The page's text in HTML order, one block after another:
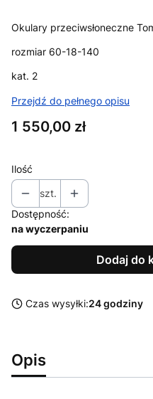
Okulary przeciwsłoneczne
rozmiar 60-18-140
kat. 2
Przejdź do pełnego opisu
Cena
1 550,00 zł
Ilość
szt.
Dostępność:
na wyczerpaniu
Dodaj do
Czas wysyłki:24 godziny
Opis